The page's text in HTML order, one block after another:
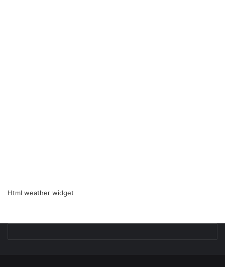
Html weather widget